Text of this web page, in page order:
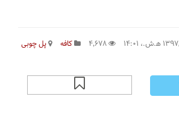
کافه پل چوبی